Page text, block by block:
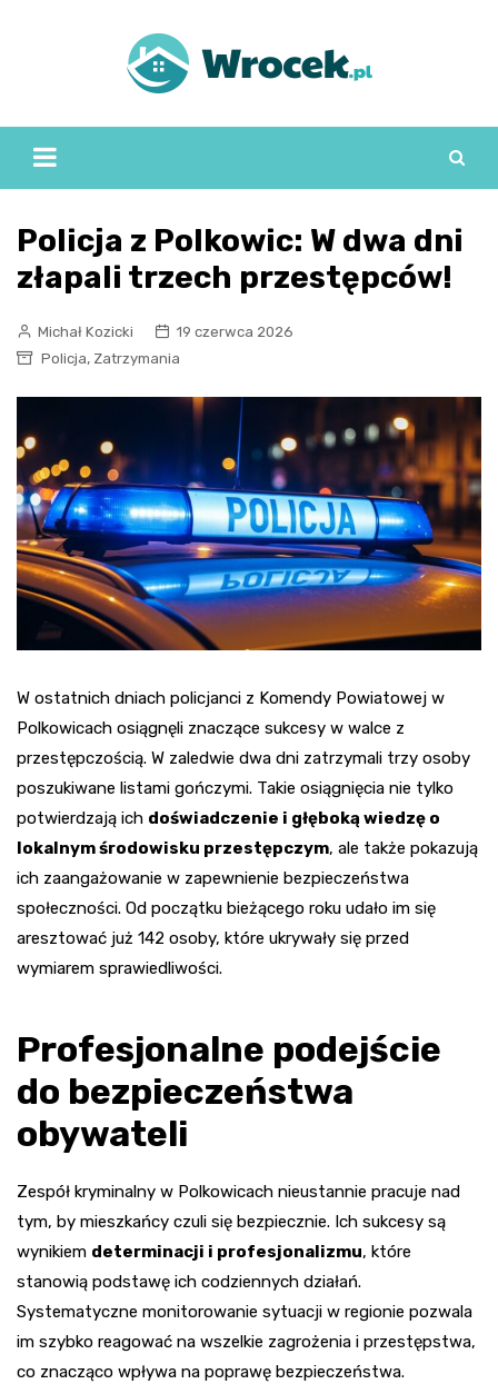
Policja z Polkowic: W dwa dni
złapali trzech przestępców!
Michał Kozicki
19 czerwca 2026
Policja, Zatrzymania
W ostatnich dniach policjanci z Komendy Powiatowej w
Polkowicach osiągnęli znaczące sukcesy w walce z
przestępczością. W zaledwie dwa dni zatrzymali trzy osoby
poszukiwane listami gończymi. Takie osiągnięcia nie tylko
potwierdzają ich doświadczenie i głęboką wiedzę o
lokalnym środowisku przestępczym, ale także pokazują
ich zaangażowanie w zapewnienie bezpieczeństwa
społeczności. Od początku bieżącego roku udało im się
aresztować już 142 osoby, które ukrywały się przed
wymiarem sprawiedliwości.
Profesjonalne podejście
do bezpieczeństwa
obywateli
Zespół kryminalny w Polkowicach nieustannie pracuje nad
tym, by mieszkańcy czuli się bezpiecznie. Ich sukcesy są
wynikiem determinacji i profesjonalizmu, które
stanowią podstawę ich codziennych działań.
Systematyczne monitorowanie sytuacji w regionie pozwala
im szybko reagować na wszelkie zagrożenia i przestępstwa,
co znacząco wpływa na poprawę bezpieczeństwa.